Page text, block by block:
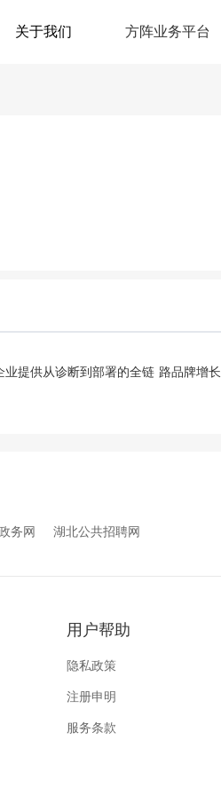
关于我们 方阵业务平台
提供从诊断到部署的全链 路品牌增⻓
务网 湖北公共招聘网
用户帮助
隐私政策
注册申明
服务条款